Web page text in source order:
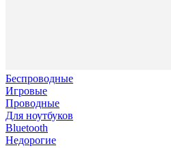
Беспроводные
Игровые
Проводные
Для ноутбуков
Bluetooth
Недорогие